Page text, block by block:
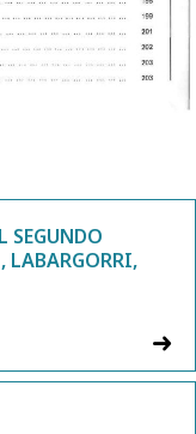
SEGUNDO
LABARGORRI,